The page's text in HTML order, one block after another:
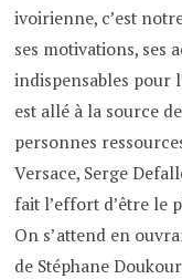
ivoirienne, c’est
ses motivations, ses
indispensables pour
est allé à la source
personnes
Versace, Serge
fait l’effort d’être le
On s’attend en
de Stéphane